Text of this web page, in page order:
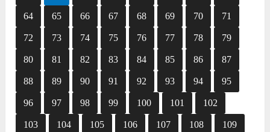
64 65 66 67 68 69 70 71
72 73 74 75 76 77 78 79
80 81 82 83 84 85 86 87
88 89 90 91 92 93 94 95
96 97 98 99 100 101 102
103 104 105 106 107 108 109